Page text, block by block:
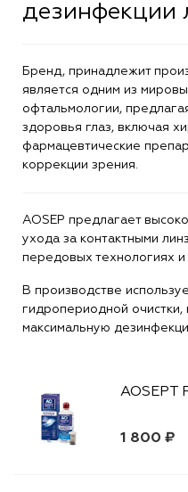
дезинфекции
Бренд, принадлежит
является одним из
офтальмологии,
здоровья глаз, включая
фармацевтические
коррекции зрения.
AOSEP предлагает
ухода за контактными
передовых технологиях
В производстве
гидропериодной очистки,
максимальную
1 800 ₽
AOSEPT